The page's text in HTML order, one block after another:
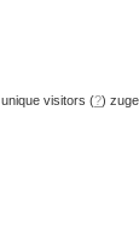
unique visitors (?)